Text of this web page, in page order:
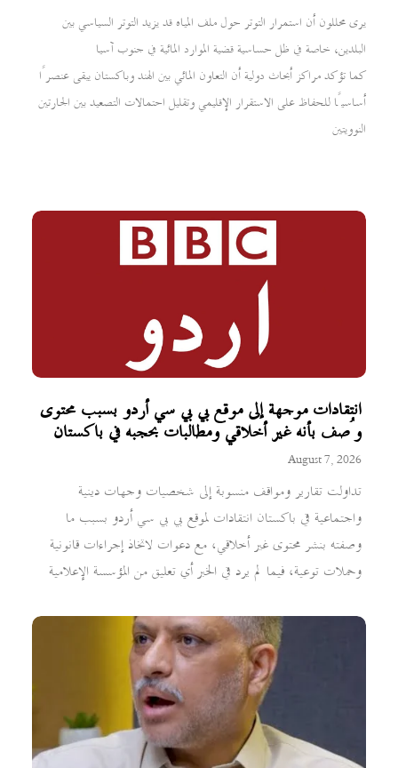
انتقادات موجهة إلى موقع بي بي سي أردو بسبب محتوى
وُصف بأنه غير أخلاقي ومطالبات بحجبه في باكستان
August 7, 2026
تداولت تقارير ومواقف منسوبة إلى شخصيات وجهات دينية
واجتماعية في باكستان انتقادات لموقع بي بي سي أردو بسبب ما
وصفته بنشر محتوى غير أخلاقي، مع دعوات لاتخاذ إجراءات قانونية
وحملات توعية، فيما لم يرد في الخبر أي تعليق من المؤسسة الإعلامية
يرى محللون أن استمرار التوتر حول ملف المياه قد يزيد التوتر السياسي بين
البلدين، خاصة في ظل حساسية قضية الموارد المائية في جنوب آسيا
كما تؤكد مراكز أبحاث دولية أن التعاون المائي بين الهند وباكستان يبقى عنصرًا
أساسيًا للحفاظ على الاستقرار الإقليمي وتقليل احتمالات التصعيد بين الجارتين
النوويتين